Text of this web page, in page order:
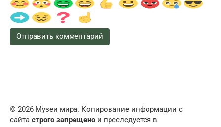
© 2026 Музеи мира. Копирование информации с
сайта строго запрещено и преследуется в